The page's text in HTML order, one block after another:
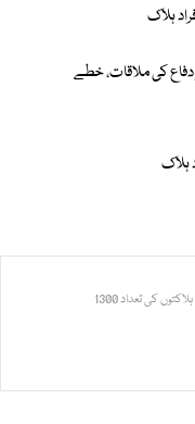
دفاع کی ملاقات، خطے
انڈونیشیا، سری لنکا، تھائی لینڈ اور ملائیشیا میں طوفان اور سیلاب، ہلاکتوں کی تعداد 1300